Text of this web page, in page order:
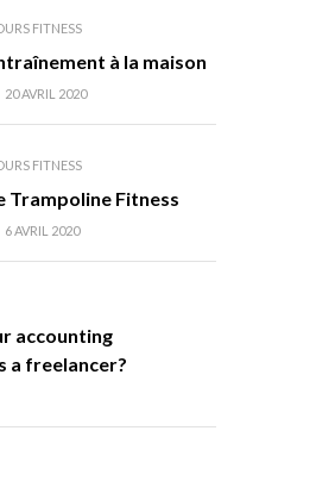
FITNESS
à la maison
20 AVRIL 2020
FITNESS
Trampoline Fitness
6 AVRIL 2020
accounting
a freelancer?